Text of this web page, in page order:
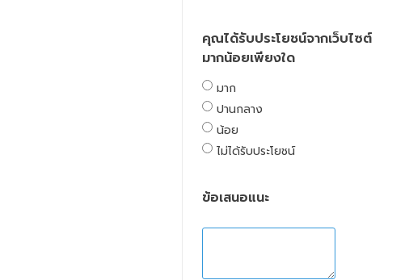
คุณได้รับประโยชน์จากเว็บไซต์
มากน้อยเพียงใด
มาก
ปานกลาง
น้อย
ไม่ได้รับประโยชน์
ข้อเสนอแนะ